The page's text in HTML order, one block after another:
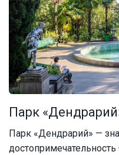
Парк
Парк «Дендрарий» —